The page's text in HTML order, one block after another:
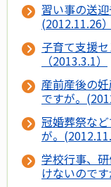
習い事の送
(2012.11.26）
子育て支援
（2013.3.1）
産前産後の
ですが。
冠婚葬祭な
が。
学校行事、
けないのです